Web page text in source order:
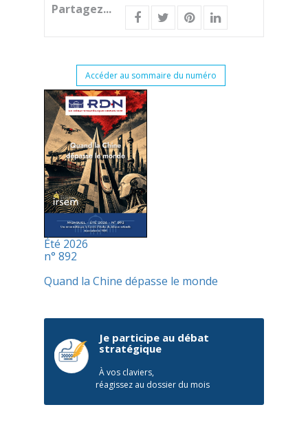
Partagez...
Accéder au sommaire du numéro
Été 2026
n° 892
Quand la Chine dépasse le monde
Je participe au débat
stratégique
À vos claviers,
réagissez au dossier du mois